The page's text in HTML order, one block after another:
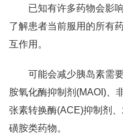
已知有许多药物会影
了解患者当前服用的所有
互作用。
可能会减少胰岛素需
胺氧化酶抑制剂(MAOI)、
张素转换酶(ACE)抑制剂
磺胺类药物。